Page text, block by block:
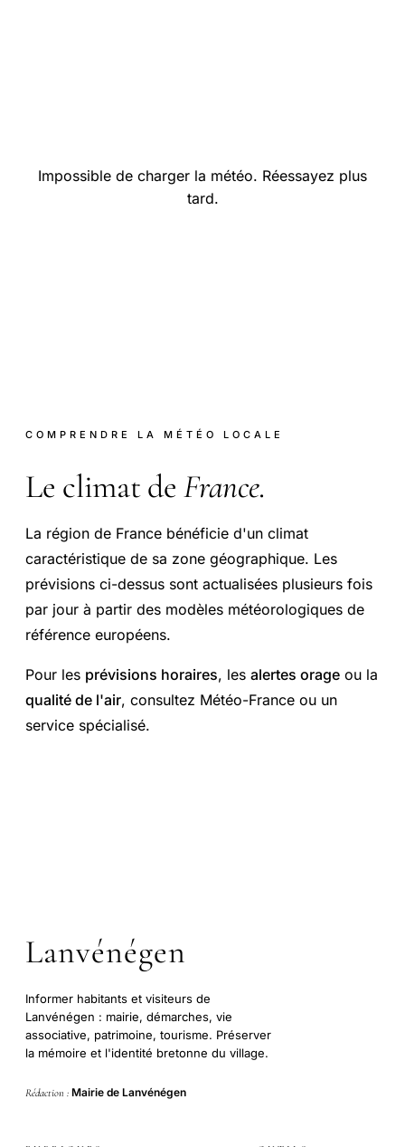
Impossible de charger la météo. Réessayez plus
tard.
COMPRENDRE LA MÉTÉO LOCALE
Le climat deFrance.
La région de France bénéficie d'un climat
caractéristique de sa zone géographique. Les
prévisions ci-dessus sont actualisées plusieurs fois
par jour à partir des modèles météorologiques de
référence européens.
Pour les prévisions horaires, les alertes orage ou la
qualité de l'air, consultez Météo-France ou un
service spécialisé.
Lanvénégen
Informer habitants et visiteurs de
Lanvénégen : mairie, démarches, vie
associative, patrimoine, tourisme. Préserver
la mémoire et l'identité bretonne du village.
Rédaction : Mairie de Lanvénégen